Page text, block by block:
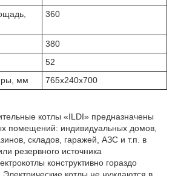
360
380
52
мм
765х240х700
котлы «ILDI» предназначены
помещений: индивидуальных домов,
складов, гаражей, АЗС и т.п. в
резервного источника
конструктивно гораздо
котлы не нуждаются в